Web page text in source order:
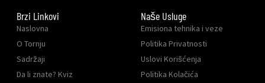
Brzi Linkovi
Naslovna
O Tornju
Sadržaji
Da li znate? Kviz
Naše Usluge
Emisiona tehnika i veze
Politika Privatnosti
Uslovi Korišćenja
Politika Kolačića